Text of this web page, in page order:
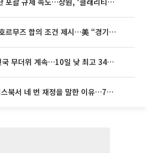
이란, 미국에 호르무즈 합의 조건 제시…美 “경기 아직 안 끝나” [종합]
[내일 날씨] 전국 무더위 계속…10일 낮 최고 34도 육박
추미애가 페이스북서 네 번 재정을 말한 이유…7700억 추경 열쇠는 도의회에